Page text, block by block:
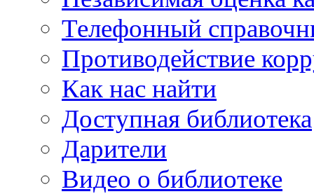
Телефонный
Противодействие
Как нас найти
Доступная библиотека
Дарители
Видео о библиотеке